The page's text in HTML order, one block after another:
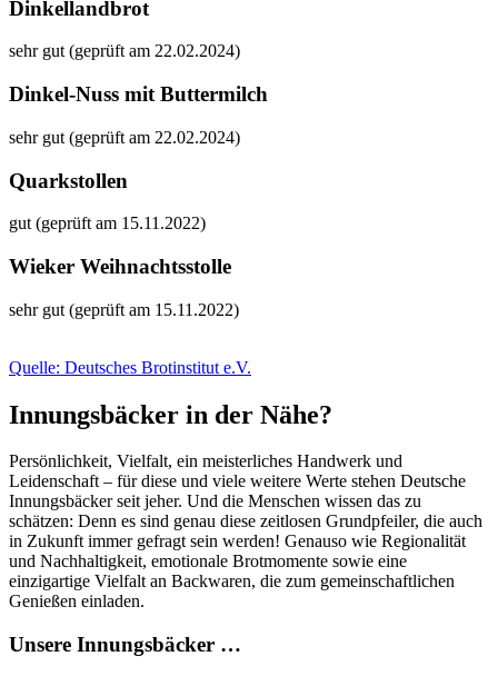
Dinkellandbrot
sehr gut (geprüft am 22.02.2024)
Dinkel-Nuss mit Buttermilch
sehr gut (geprüft am 22.02.2024)
Quarkstollen
gut (geprüft am 15.11.2022)
Wieker Weihnachtsstolle
sehr gut (geprüft am 15.11.2022)
Quelle: Deutsches Brotinstitut e.V.
Innungsbäcker in der Nähe?
Persönlichkeit, Vielfalt, ein meisterliches Handwerk und
Leidenschaft – für diese und viele weitere Werte stehen Deutsche
Innungsbäcker seit jeher. Und die Menschen wissen das zu
schätzen: Denn es sind genau diese zeitlosen Grundpfeiler, die auch
in Zukunft immer gefragt sein werden! Genauso wie Regionalität
und Nachhaltigkeit, emotionale Brotmomente sowie eine
einzigartige Vielfalt an Backwaren, die zum gemeinschaftlichen
Genießen einladen.
Unsere Innungsbäcker …